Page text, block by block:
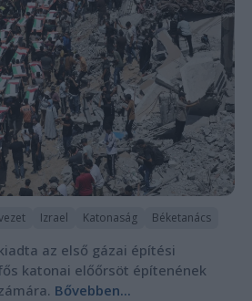
Izrael Katonaság Béketanács
az első gázai építési
katonai előőrsöt építenének
Bővebben...